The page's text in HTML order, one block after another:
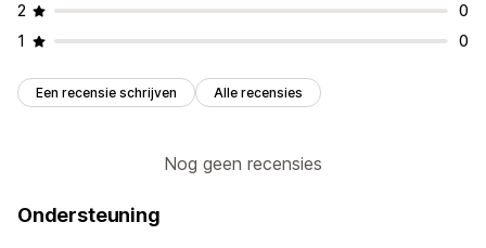
2
0
1
0
Een recensie schrijven Alle recensies
Nog geen recensies
Ondersteuning